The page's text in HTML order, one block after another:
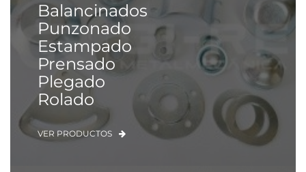
Balancinados
Punzonado
Estampado
Prensado
Plegado
Rolado
VER PRODUCTOS